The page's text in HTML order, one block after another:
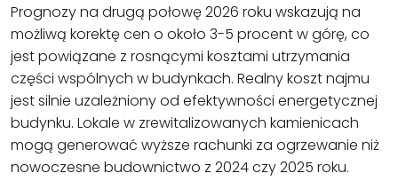
Prognozy na drugą połowę 2026 roku wskazują na
możliwą korektę cen o około 3-5 procent w górę, co
jest powiązane z rosnącymi kosztami utrzymania
części wspólnych w budynkach. Realny koszt najmu
jest silnie uzależniony od efektywności energetycznej
budynku. Lokale w zrewitalizowanych kamienicach
mogą generować wyższe rachunki za ogrzewanie niż
nowoczesne budownictwo z 2024 czy 2025 roku.